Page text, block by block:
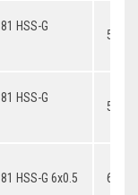
HSS-G
HSS-G
HSS-G 6x0.5 6x0.5